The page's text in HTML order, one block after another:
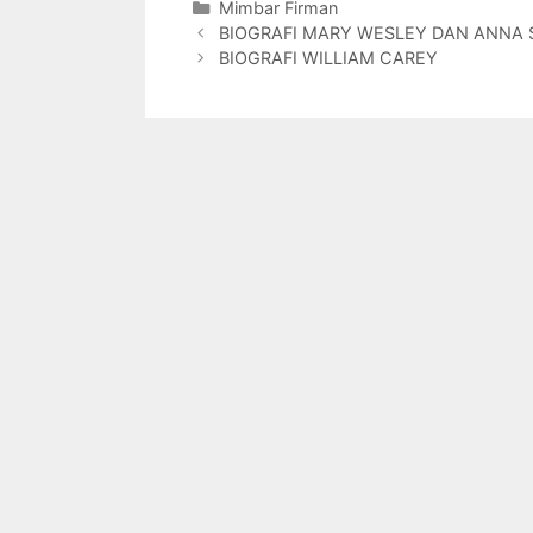
e
b
er s
a
s
A
e
dI
l
l
Categories
Mimbar Firman
BIOGRAFI MARY WESLEY DAN ANNA
BIOGRAFI WILLIAM CAREY